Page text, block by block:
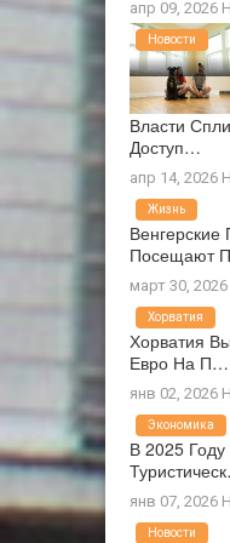
апр 09, 2026
Власти
Доступ…
апр 14, 2026
Новости
Посещают
март 30,
Жизнь
Хорватия
Евро На П…
янв 02, 2026
Хорватия
В 2025
янв 07, 2026
Экономика
Новости